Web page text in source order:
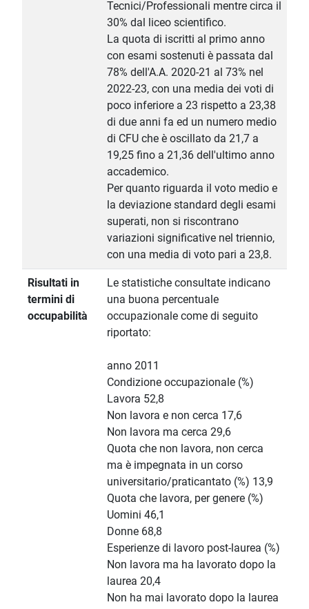
Tecnici/Professionali mentre circa il
30% dal liceo scientifico.
La quota di iscritti al primo anno
con esami sostenuti è passata dal
78% dell'A.A. 2020-21 al 73% nel
2022-23, con una media dei voti di
poco inferiore a 23 rispetto a 23,38
di due anni fa ed un numero medio
di CFU che è oscillato da 21,7 a
19,25 fino a 21,36 dell'ultimo anno
accademico.
Per quanto riguarda il voto medio e
la deviazione standard degli esami
superati, non si riscontrano
variazioni significative nel triennio,
con una media di voto pari a 23,8.
Risultati in
termini di
occupabilità
Le statistiche consultate indicano
una buona percentuale
occupazionale come di seguito
riportato:
anno 2011
Condizione occupazionale (%)
Lavora 52,8
Non lavora e non cerca 17,6
Non lavora ma cerca 29,6
Quota che non lavora, non cerca
ma è impegnata in un corso
universitario/praticantato (%) 13,9
Quota che lavora, per genere (%)
Uomini 46,1
Donne 68,8
Esperienze di lavoro post-laurea (%)
Non lavora ma ha lavorato dopo la
laurea 20,4
Non ha mai lavorato dopo la laurea